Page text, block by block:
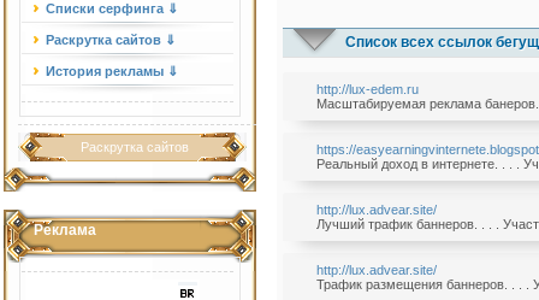
Списки серфинга ⇓
Раскрутка сайтов ⇓
История рекламы ⇓
Раскрутка сайтов
Реклама
Список всех ссылок
http://lux-edem.ru
Масштабируемая реклама банеров.
https://
Реальный доход в интернете. . . .
http://lux.advear.site/
Лучший трафик баннеров. . . .
http://lux.advear.site/
Трафик размещения баннеров. . . .